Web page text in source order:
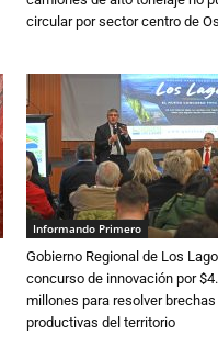
circular por sector centro de
Informando Primero
Gobierno Regional de Los
concurso de innovación por
millones para resolver brechas
productivas del territorio